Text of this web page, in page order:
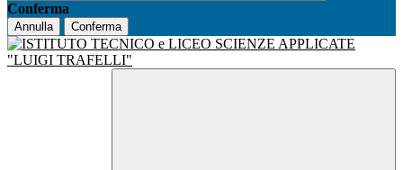
Conferma
Annulla Conferma